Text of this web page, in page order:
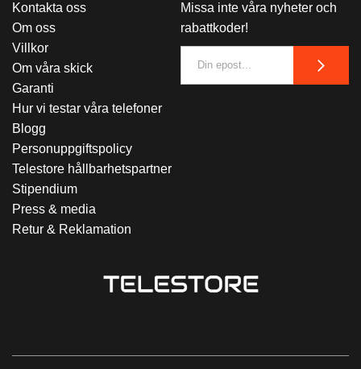
Kontakta oss
Om oss
Villkor
Om våra skick
Garanti
Hur vi testar våra telefoner
Blogg
Personuppgiftspolicy
Telestore hållbarhetspartner
Stipendium
Press & media
Retur & Reklamation
Missa inte våra nyheter och
rabattkoder!